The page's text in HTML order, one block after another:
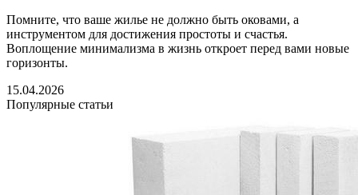
Помните, что ваше жилье не должно быть оковами, а
инструментом для достижения простоты и счастья.
Воплощение минимализма в жизнь откроет перед вами новые
горизонты.
15.04.2026
Популярные статьи